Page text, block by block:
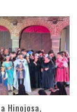
Hinojosa,